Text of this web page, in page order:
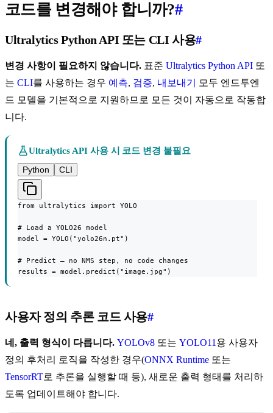
코드를 변경해야 합니까?#
Ultralytics Python API 또는 CLI 사용#
변경 사항이 필요하지 않습니다. 표준 Ultralytics Python API 또
는 CLI를 사용하는 경우 예측, 검증, 내보내기
모두 엔드투엔
드 모델을 기본적으로 지원하므로 모든 것이 자동으로 작동합
니다.
Ultralytics API 사용 시 코드 변경 불필요
Python
CLI
from ultralytics import YOLO
# Load a YOLO26 model
model = YOLO("yolo26n.pt")
# Predict — no NMS step, no code changes
results = model.predict("image.jpg")
사용자 정의 추론 코드 사용#
네, 출력 형식이 다릅니다. YOLOv8 또는 YOLO11 용 사용자
정의 후처리 로직을 작성한 경우(ONNX Runtime 또는
TensorRT로 추론을 실행할 때 등), 새로운 출력 형태를 처리하
도록 업데이트해야 합니다.